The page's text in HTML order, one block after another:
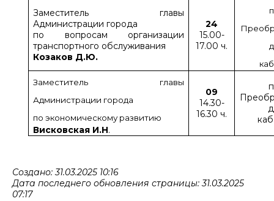
Заместитель главы
Администрации города
по вопросам организации
транспортного обслуживания
Козаков Д.Ю.
24
15.00-
17.00 ч.
Заместитель главы
Администрации города
по экономическому развитию
Висковская И.Н.
09
14.30-
16.30 ч.
Создано: 31.03.2025 10:16
Дата последнего обновления страницы: 31.03.2025
07:17